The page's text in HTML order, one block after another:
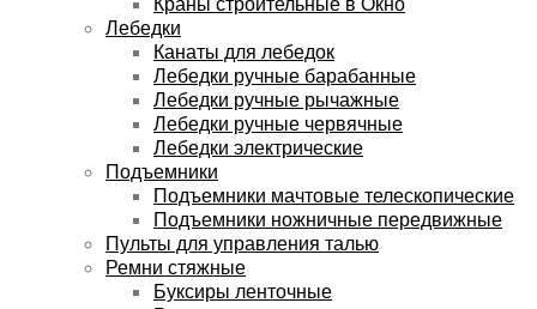
Лебедки
Канаты для лебедок
Лебедки ручные барабанные
Лебедки ручные рычажные
Лебедки ручные червячные
Лебедки электрические
Подъемники
Подъемники мачтовые телескопические
Подъемники ножничные передвижные
Пульты для управления талью
Ремни стяжные
Буксиры ленточные